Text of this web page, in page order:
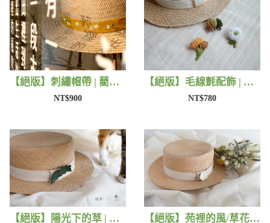
【絕版】刺繡帽帶 | 藺子X有FU手作
NT$900
【絕版】毛線氈配飾 | 藺子X小森物
NT$780
【絕版】陽光下的草 | 藺子X片片 【絕版】苑裡的風/草花 | 藺子X片片